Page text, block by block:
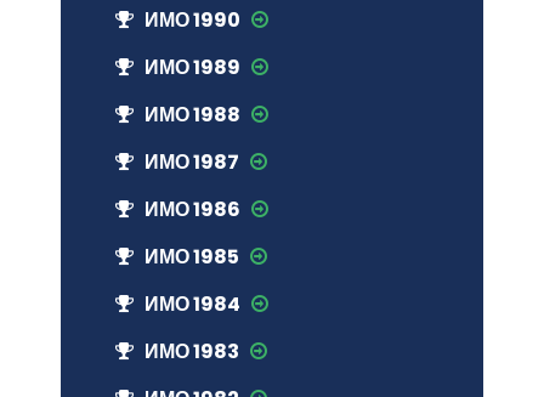
ИМО 1990
ИМО 1989
ИМО 1988
ИМО 1987
ИМО 1986
ИМО 1985
ИМО 1984
ИМО 1983